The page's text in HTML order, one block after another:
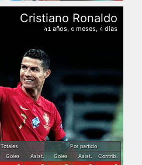
Totales
Por partido
Goles Asist. Goles Asist.
Contrib.
Cristiano Ronaldo
41 años, 6 meses, 4días